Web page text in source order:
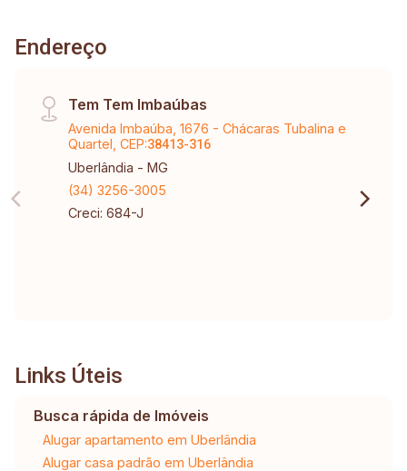
Endereço
Tem Tem Imbaúbas
Avenida Imbaúba, 1676 - Chácaras Tubalina e
Quartel, CEP:38413-316
Uberlândia - MG
(34) 3256-3005
Creci: 684-J
Links Úteis
Busca rápida de Imóveis
Alugar apartamento em Uberlândia
Alugar casa padrão em Uberlândia